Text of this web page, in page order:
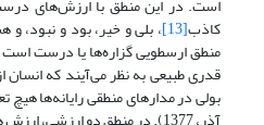
کاذب[13] ، بلی و خیر، بود و نبود،
منطق ارسطویی گزاره‌ها یا درست
قدری طبیعی به نظر می‌آیند که
بولی در مدارهای منطقی رایانه‌ها